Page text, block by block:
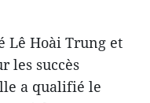
Lê Hoài Trung et
les succès
a qualifié le